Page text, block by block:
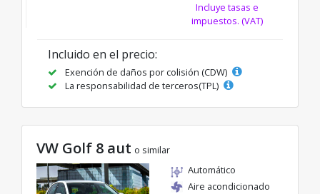
Incluye tasas e
impuestos. (VAT)
Incluido en el precio:
Exención de daños por colisión (CDW)
La responsabilidad de terceros(TPL)
VW Golf 8 aut o similar
Automático
Aire acondicionado